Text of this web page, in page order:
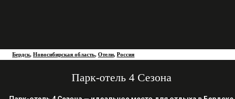
Бердск,Новосибирская область,Отели,Россия
Парк-отель 4 Сезона